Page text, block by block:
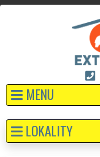
MENU
LOKALITY